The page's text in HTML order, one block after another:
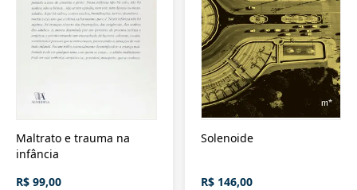
Maltrato e trauma na
infância
R$ 99,00
Solenoide
R$ 146,00